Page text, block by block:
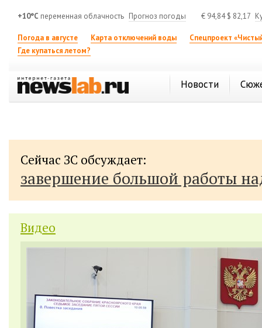
+10°C переменная облачность Прогноз погоды € 94,84$ 82,17
Погода в августе Карта отключений воды
Спецпроект
Где купаться летом?
Новости
Сейчас ЗС обсуждает:
завершение большой работы
Видео